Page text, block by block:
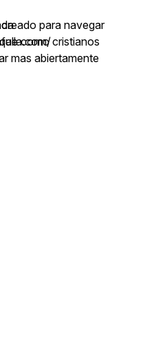
para navegar
como cristianos
mas abiertamente
fe.